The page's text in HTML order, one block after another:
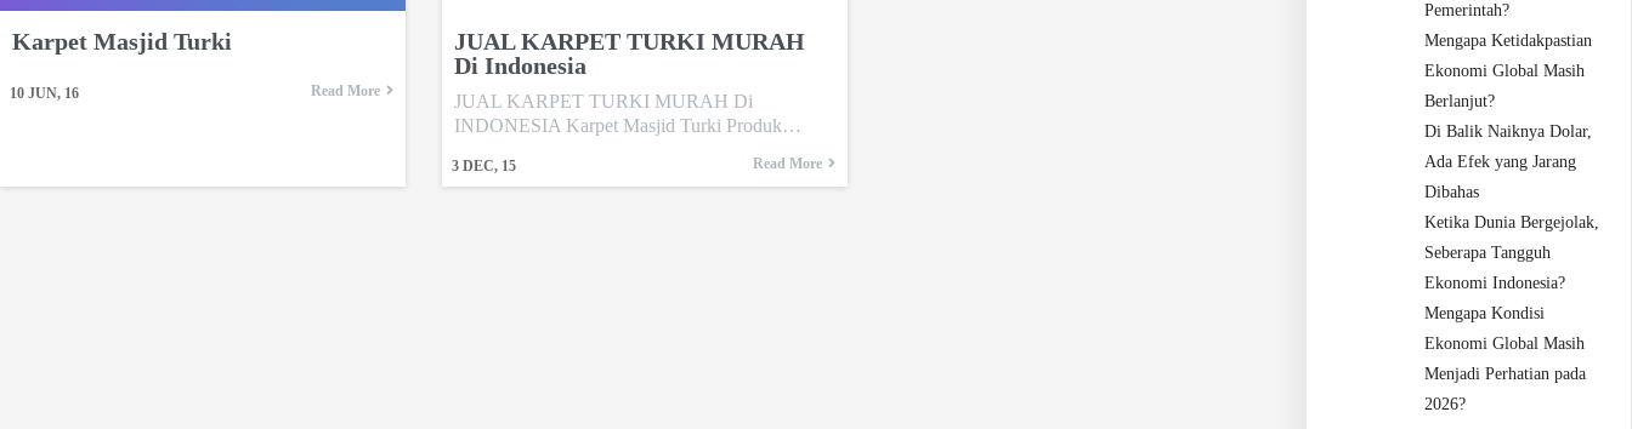
Karpet Masjid Turki
10 JUN, 16 Read More
JUAL KARPET TURKI MURAH
Di Indonesia
3 DEC, 15
JUAL KARPET TURKI MURAH Di
INDONESIA Karpet Masjid Turki Produk…
Read More
Pemerintah?
Mengapa Ketidakpastian
Ekonomi Global Masih
Berlanjut?
Di Balik Naiknya Dolar,
Ada Efek yang Jarang
Dibahas
Ketika Dunia Bergejolak,
Seberapa Tangguh
Ekonomi Indonesia?
Mengapa Kondisi
Ekonomi Global Masih
Menjadi Perhatian pada
2026?